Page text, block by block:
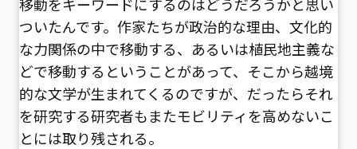
ついたんです。作家たちが政治的な理由、文化的
な力関係の中で移動する、あるいは植民地主義な
どで移動するということがあって、そこから越境
的な文学が生まれてくるのですが、だったらそれ
を研究する研究者もまたモビリティを高めないこ
とには取り残される。